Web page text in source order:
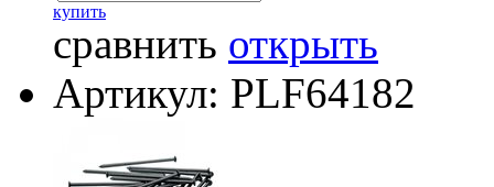
купить
сравнить открыть
Артикул: PLF64182